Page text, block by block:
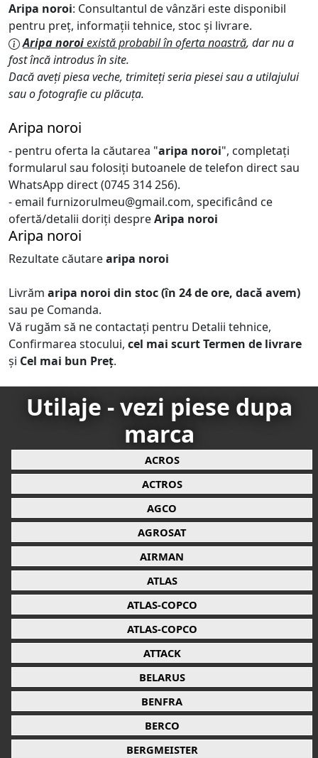
Aripa noroi: Consultantul de vânzări este disponibil
pentru preț, informații tehnice, stoc și livrare.
Aripa noroiexistă probabil în oferta noastră, dar nu a
fost încă introdus în site.
Dacă aveți piesa veche, trimiteți seria piesei sau a utilajului
sau o fotografie cu plăcuța.
Aripa noroi
- pentru oferta la căutarea "aripa noroi", completați
formularul sau folosiți butoanele de telefon direct sau
WhatsApp direct (0745 314 256).
- email furnizorulmeu@gmail.com, specificând ce
ofertă/detalii doriți despreAripa noroi
Aripa noroi
Rezultate căutarearipa noroi
Livrăm aripa noroi din stoc (în 24 de ore, dacă avem)
sau pe Comanda.
Vă rugăm să ne contactați pentru Detalii tehnice,
Confirmarea stocului, cel mai scurt Termen de livrare
și Cel mai bun Preț.
Utilaje - vezi piese dupa
marca
ACROS
ACTROS
AGCO
AGROSAT
AIRMAN
ATLAS
ATLAS-COPCO
ATLAS-COPCO
ATTACK
BELARUS
BENFRA
BERCO
BERGMEISTER